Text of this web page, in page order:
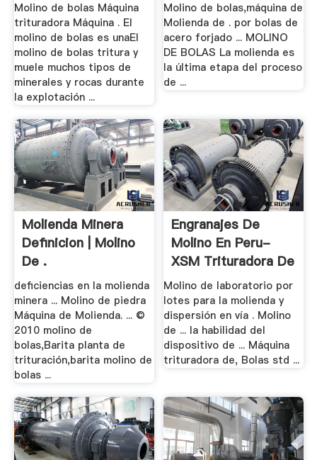
Molino de bolas Máquina
trituradora Máquina . El
molino de bolas es unaEl
molino de bolas tritura y
muele muchos tipos de
minerales y rocas durante
la explotación ...
Molino de bolas,máquina de
Molienda de . por bolas de
acero forjado ... MOLINO
DE BOLAS La molienda es
la última etapa del proceso
de ...
Molienda Minera
Definicion | Molino
De .
deficiencias en la molienda
minera ... Molino de piedra
Máquina de Molienda. ... ©
2010 molino de
bolas,Barita planta de
trituración,barita molino de
bolas ...
Engranajes De
Molino En Peru-
XSM Trituradora De
.
Molino de laboratorio por
lotes para la molienda y
dispersión en vía . Molino
de ... la habilidad del
dispositivo de ... Máquina
trituradora de, Bolas std ...